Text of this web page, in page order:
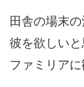
田舎の場末
彼を欲しいと
ファミリアに